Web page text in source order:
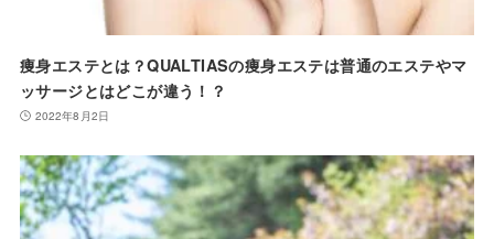
痩身エステとは？QUALTIASの痩身エステは普通のエステやマ
ッサージとはどこが違う！？
2022年8月2日